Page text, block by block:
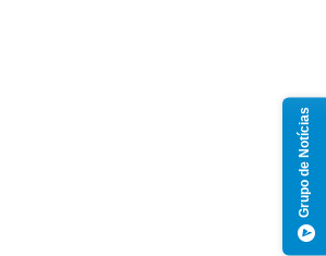
Grupo de Notícias